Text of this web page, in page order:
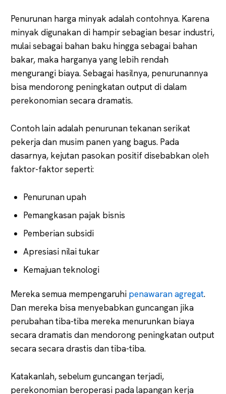
Penurunan harga minyak adalah contohnya. Karena
minyak digunakan di hampir sebagian besar industri,
mulai sebagai bahan baku hingga sebagai bahan
bakar, maka harganya yang lebih rendah
mengurangi biaya. Sebagai hasilnya, penurunannya
bisa mendorong peningkatan output di dalam
perekonomian secara dramatis.
Contoh lain adalah penurunan tekanan serikat
pekerja dan musim panen yang bagus. Pada
dasarnya, kejutan pasokan positif disebabkan oleh
faktor-faktor seperti:
Penurunan upah
Pemangkasan pajak bisnis
Pemberian subsidi
Apresiasi nilai tukar
Kemajuan teknologi
Mereka semua mempengaruhi penawaran agregat.
Dan mereka bisa menyebabkan guncangan jika
perubahan tiba-tiba mereka menurunkan biaya
secara dramatis dan mendorong peningkatan output
secara secara drastis dan tiba-tiba.
Katakanlah, sebelum guncangan terjadi,
perekonomian beroperasi pada lapangan kerja